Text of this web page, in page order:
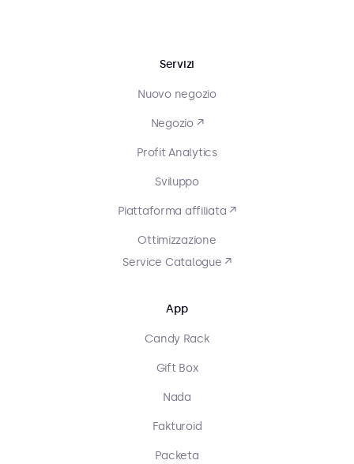
Servizi
Nuovo negozio
Negozio ↗
Profit Analytics
Sviluppo
Piattaforma affiliata ↗
Ottimizzazione
Service Catalogue ↗
App
Candy Rack
Gift Box
Nada
Fakturoid
Packeta